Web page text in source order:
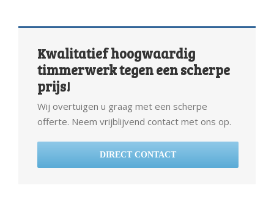
Kwalitatief hoogwaardig
timmerwerk tegen een scherpe
prijs!
Wij overtuigen u graag met een scherpe
offerte. Neem vrijblijvend contact met ons op.
DIRECT CONTACT